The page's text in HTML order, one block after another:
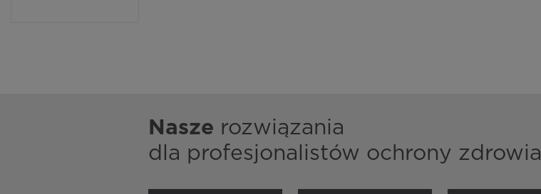
Nasze rozwiązania
dla profesjonalistów ochrony zdrowia